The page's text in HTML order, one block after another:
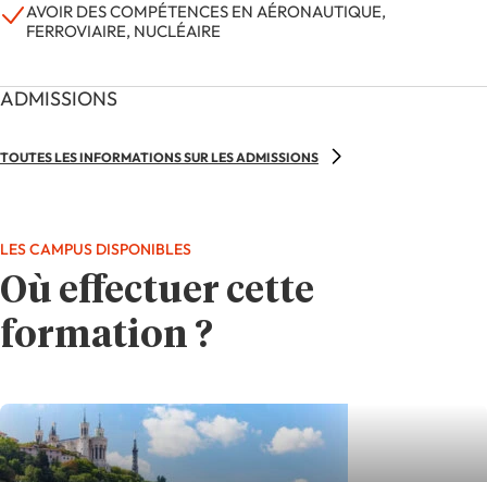
AVOIR DES COMPÉTENCES EN AÉRONAUTIQUE,
FERROVIAIRE, NUCLÉAIRE
ADMISSIONS
TOUTES LES INFORMATIONS SUR LES ADMISSIONS
Où effectuer cette
formation ?
LES CAMPUS DISPONIBLES